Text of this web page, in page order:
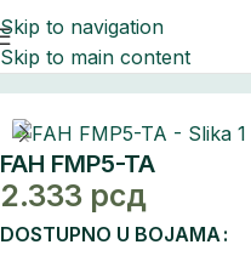
Skip to navigation
Skip to main content
Početna Spavaća soba
FAH FMP5-TA
2.333 рсд
DOSTUPNO U BOJAMA